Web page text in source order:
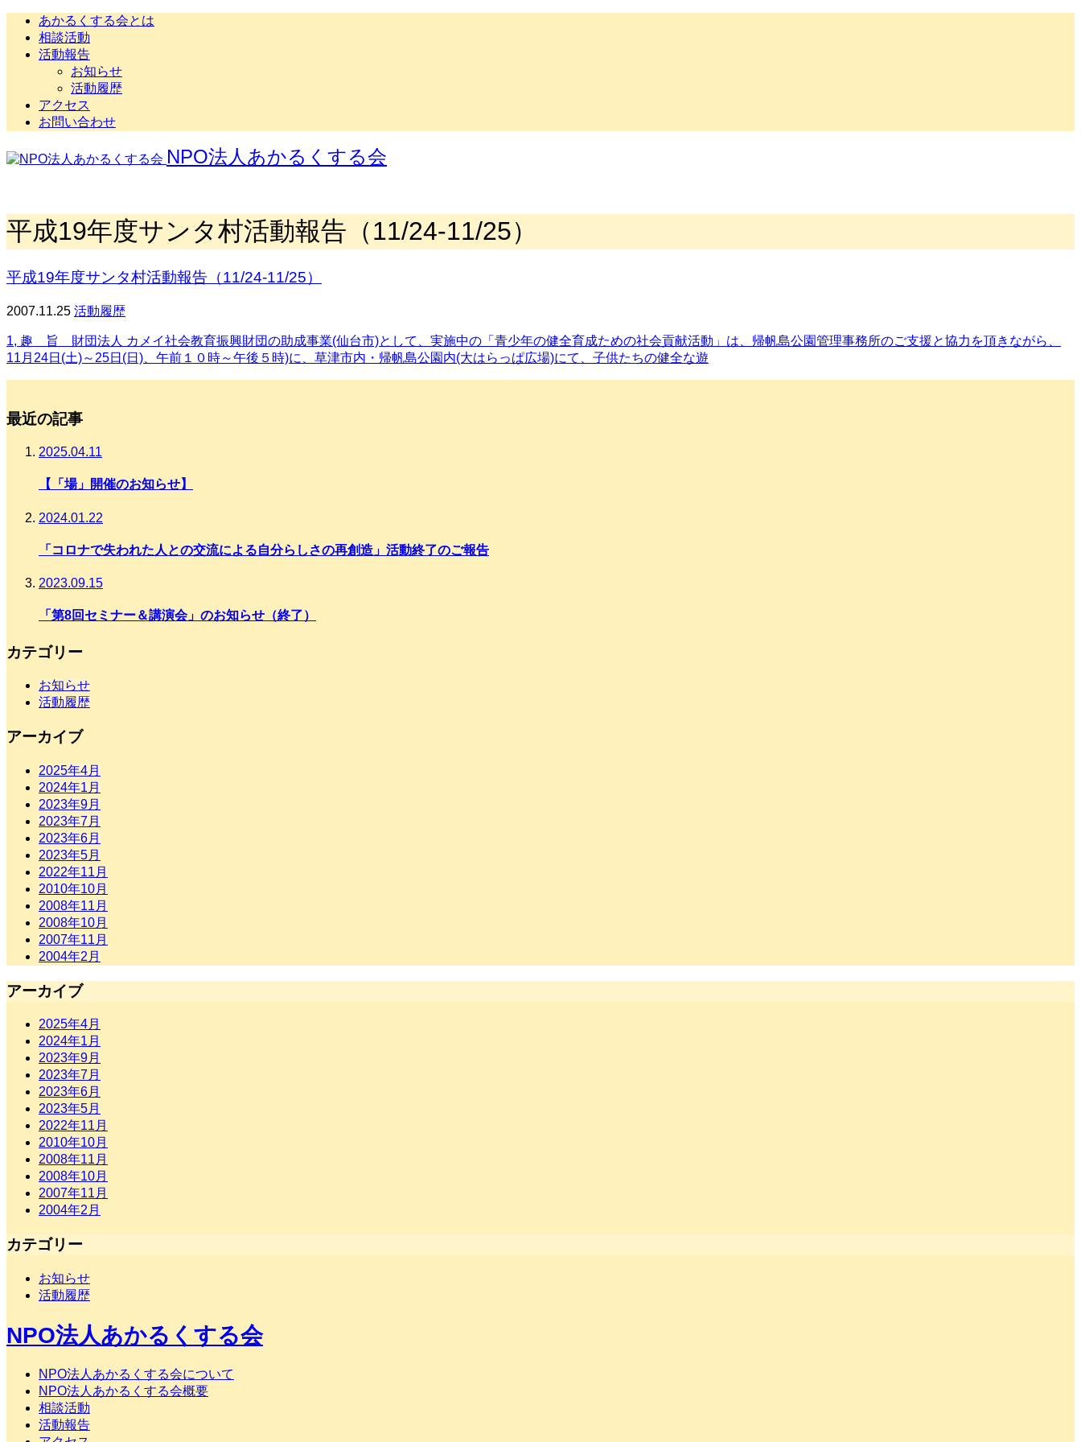
あかるくする会とは
相談活動
活動報告
お知らせ
活動履歴
アクセス
お問い合わせ
NPO法人あかるくする会
平成19年度サンタ村活動報告（11/24-11/25）
平成19年度サンタ村活動報告（11/24-11/25）
2007.11.25 活動履歴
1, 趣 旨 財団法人 カメイ社会教育振興財団の助成事業(仙台市)として、実施中の「青少年の健全育成ための社会貢献活動」は、帰帆島公園管理事務所のご支援と協力を頂きながら、
11月24日(土)～25日(日)、午前１０時～午後５時)に、草津市内・帰帆島公園内(大はらっぱ広場)にて、子供たちの健全な遊
最近の記事
2025.04.11
【「場」開催のお知らせ】
2024.01.22
「コロナで失われた人との交流による自分らしさの再創造」活動終了のご報告
2023.09.15
「第8回セミナー＆講演会」のお知らせ（終了）
カテゴリー
お知らせ
活動履歴
アーカイブ
2025年4月
2024年1月
2023年9月
2023年7月
2023年6月
2023年5月
2022年11月
2010年10月
2008年11月
2008年10月
2007年11月
2004年2月
アーカイブ
2025年4月
2024年1月
2023年9月
2023年7月
2023年6月
2023年5月
2022年11月
2010年10月
2008年11月
2008年10月
2007年11月
2004年2月
カテゴリー
お知らせ
活動履歴
NPO法人あかるくする会
NPO法人あかるくする会について
NPO法人あかるくする会概要
相談活動
活動報告